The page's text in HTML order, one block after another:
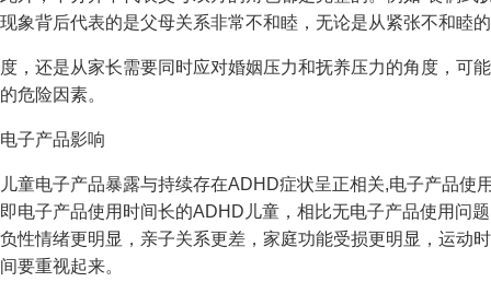
现象背后代表的是父母关系非常不和睦，无论是从紧张不和睦
度，还是从家长需要同时应对婚姻压力和抚养压力的角度，可
的危险因素。
电子产品影响
儿童电子产品暴露与持续存在ADHD症状呈正相关,电子产品使
即电子产品使用时间长的ADHD儿童，相比无电子产品使用问
负性情绪更明显，亲子关系更差，家庭功能受损更明显，运动
间要重视起来。